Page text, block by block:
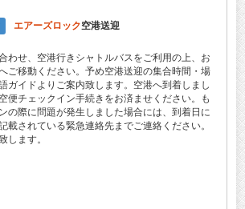
エアーズロック空港送迎
わせ、空港行きシャトルバスをご利用の上、お
ご移動ください。予め空港送迎の集合時間・場
ガイドよりご案内致します。空港へ到着しまし
便チェックイン手続きをお済ませください。も
の際に問題が発生しました場合には、到着日に
載されている緊急連絡先までご連絡ください。
します。